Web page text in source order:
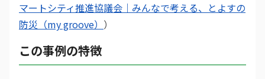
マートシティ推進協議会｜みんなで考える、とよすの
防災（my groove） ）
この事例の特徴